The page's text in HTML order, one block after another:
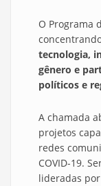
O Programa
tecnologia,
gênero e
políticos e
A chamada
projetos
redes
COVID-19.
lideradas